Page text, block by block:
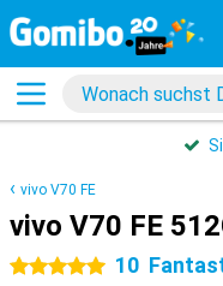
vivo V70 FE
vivo V70 FE
5 Sterne 10